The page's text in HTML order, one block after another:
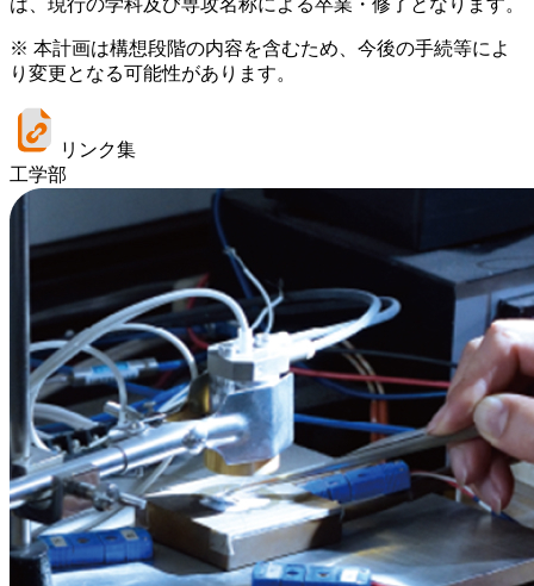
※ 本計画は構想段階の内容を含むため、今後の手続等によ
り変更となる可能性があります。
リンク集
工学部